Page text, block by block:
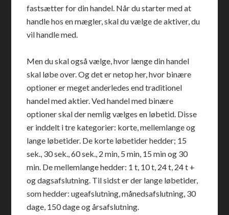
fastsætter for din handel. Når du starter med at
handle hos en mægler, skal du vælge de aktiver, du
vil handle med.
Men du skal også vælge, hvor længe din handel
skal løbe over. Og det er netop her, hvor binære
optioner er meget anderledes end traditionel
handel med aktier. Ved handel med binære
optioner skal der nemlig vælges en løbetid. Disse
er inddelt i tre kategorier: korte, mellemlange og
lange løbetider. De korte løbetider hedder; 15
sek., 30 sek., 60 sek., 2 min, 5 min, 15 min og 30
min. De mellemlange hedder: 1 t, 10 t, 24 t, 24 t +
og dagsafslutning. Til sidst er der lange løbetider,
som hedder: ugeafslutning, månedsafslutning, 30
dage, 150 dage og årsafslutning.